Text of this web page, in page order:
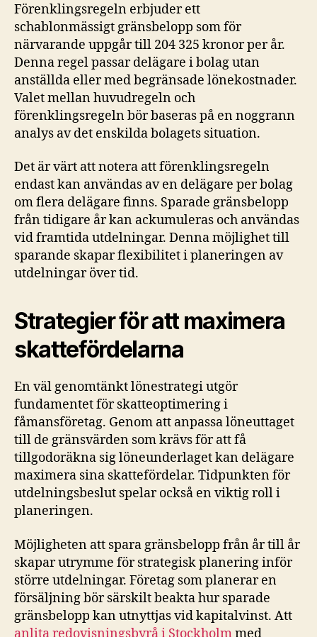
Förenklingsregeln erbjuder ett
schablonmässigt gränsbelopp som för
närvarande uppgår till 204 325 kronor per år.
Denna regel passar delägare i bolag utan
anställda eller med begränsade lönekostnader.
Valet mellan huvudregeln och
förenklingsregeln bör baseras på en noggrann
analys av det enskilda bolagets situation.
Det är värt att notera att förenklingsregeln
endast kan användas av en delägare per bolag
om flera delägare finns. Sparade gränsbelopp
från tidigare år kan ackumuleras och användas
vid framtida utdelningar. Denna möjlighet till
sparande skapar flexibilitet i planeringen av
utdelningar över tid.
Strategier för att maximera
skattefördelarna
En väl genomtänkt lönestrategi utgör
fundamentet för skatteoptimering i
fåmansföretag. Genom att anpassa löneuttaget
till de gränsvärden som krävs för att få
tillgodoräkna sig löneunderlaget kan delägare
maximera sina skattefördelar. Tidpunkten för
utdelningsbeslut spelar också en viktig roll i
planeringen.
Möjligheten att spara gränsbelopp från år till år
skapar utrymme för strategisk planering inför
större utdelningar. Företag som planerar en
försäljning bör särskilt beakta hur sparade
gränsbelopp kan utnyttjas vid kapitalvinst. Att
anlita redovisningsbyrå i Stockholm med